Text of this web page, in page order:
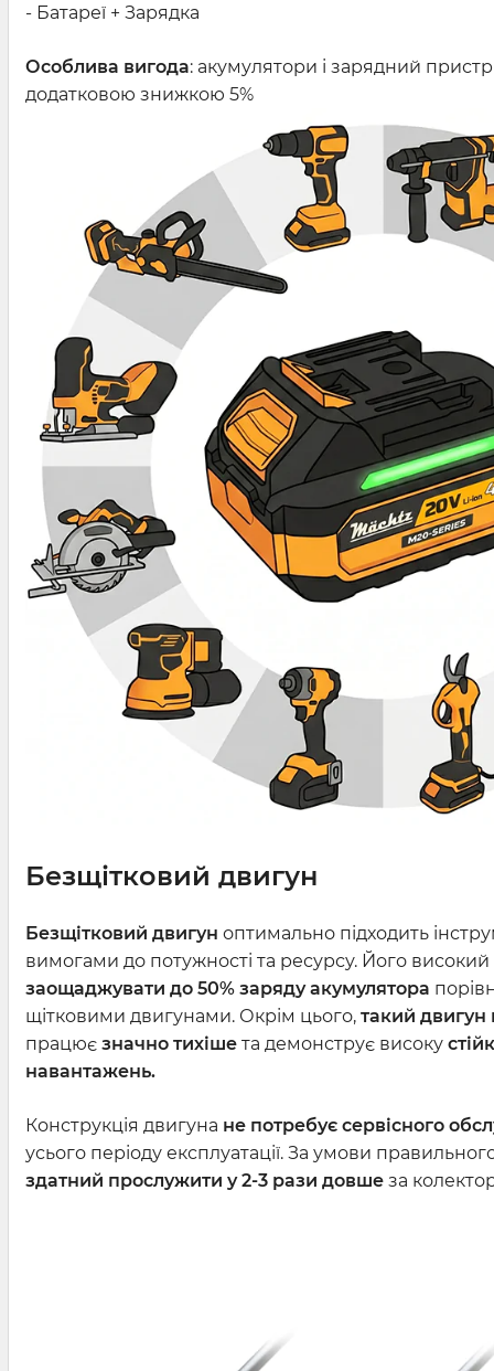
- Батареї + Зарядка
Особлива вигода: акумулятори і зарядний
додатковою знижкою 5%
Безщітковий двигун
Безщітковий двигун оптимально підходить
вимогами до потужності та ресурсу. Його
заощаджувати до 50% заряду акумулятора
щітковими двигунами. Окрім цього, такий двигун
працює значно тихіше та демонструє високу
навантажень.
Конструкція двигуна не потребує сервісного
усього періоду експлуатації. За умови
здатний прослужити у 2-3 рази довше за